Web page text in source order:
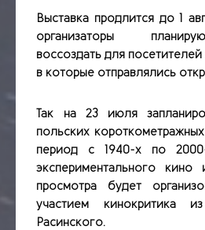
Выставка продлится до 1
организаторы
воссоздать для
в которые отправлялись
Так на 23 июля
польских
период с 1940-х по
экспериментального
просмотра будет
участием кинокритика
Расинского.